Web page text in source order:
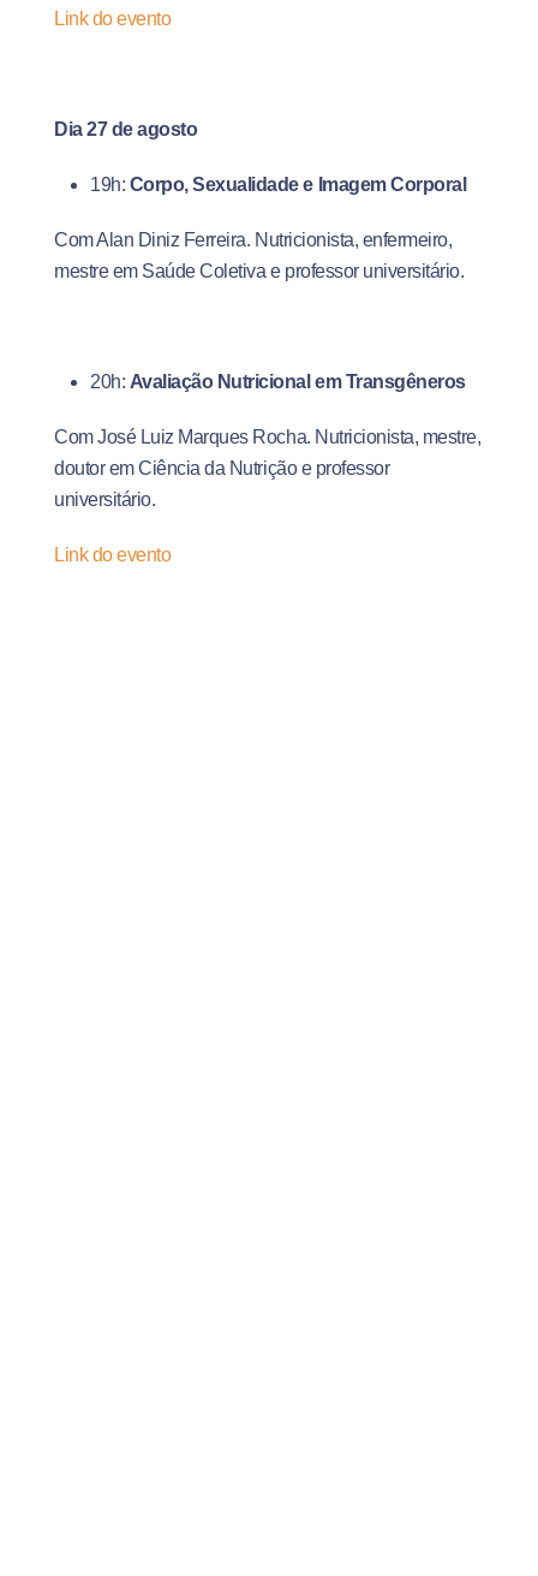
Link do evento
Dia 27 de agosto
19h: Corpo, Sexualidade e Imagem Corporal
Com Alan Diniz Ferreira. Nutricionista, enfermeiro,
mestre em Saúde Coletiva e professor universitário.
20h: Avaliação Nutricional em Transgêneros
Com José Luiz Marques Rocha. Nutricionista, mestre,
doutor em Ciência da Nutrição e professor
universitário.
Link do evento